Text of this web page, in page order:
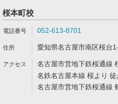
桜本町校
052-613-8701
愛知県名古屋市南区桜台
名古屋市営地下鉄桜通線
名鉄名古屋本線 桜より
名古屋市営地下鉄桜通線